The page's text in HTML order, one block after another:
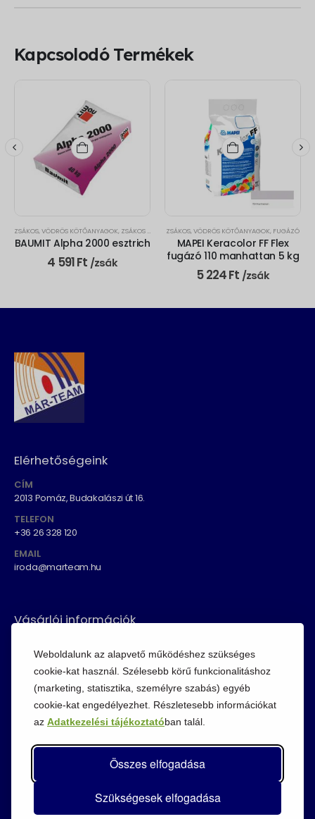
Weboldalunk az alapvető működéshez szükséges
cookie-kat használ. Szélesebb körű funkcionalitáshoz
(marketing, statisztika, személyre szabás) egyéb
cookie-kat engedélyezhet. Részletesebb információkat
az Adatkezelési tájékoztatóban talál.
Összes elfogadása
Szükségesek elfogadása
Kapcsolodó Termékek
ZSÁKOS, VÖDRÖS KÖTŐANYAGOK, ZSÁKOS BETON
BAUMIT Alpha 2000 esztrich
4 591Ft /zsák
ZSÁKOS, VÖDRÖS KÖTŐANYAGOK, FUGÁZÓ
MAPEI Keracolor FF Flex
fugázó 110 manhattan 5 kg
5 224Ft /zsák
Elérhetőségeink
CÍM
2013 Pomáz, Budakalászi út 16.
TELEFON
+36 26 328 120
EMAIL
iroda@marteam.hu
Vásárlói információk
Fizetési módok
Adatvédelem
Cookie szabályzat